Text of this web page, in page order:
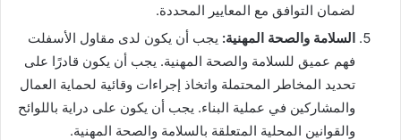
لضمان التوافق مع المعايير المحددة.
السلامة والصحة المهنية: يجب أن يكون لدى مقاول الأسفلت
فهم عميق للسلامة والصحة المهنية. يجب أن يكون قادرًا على
تحديد المخاطر المحتملة واتخاذ إجراءات وقائية لحماية العمال
والمشاركين في عملية البناء. يجب أن يكون على دراية باللوائح
والقوانين المحلية المتعلقة بالسلامة والصحة المهنية.